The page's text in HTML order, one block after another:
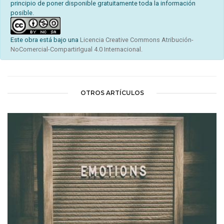
principio de poner disponible gratuitamente toda la información
posible.
Este obra está bajo una Licencia Creative Commons Atribución-
NoComercial-CompartirIgual 4.0 Internacional.
OTROS ARTÍCULOS